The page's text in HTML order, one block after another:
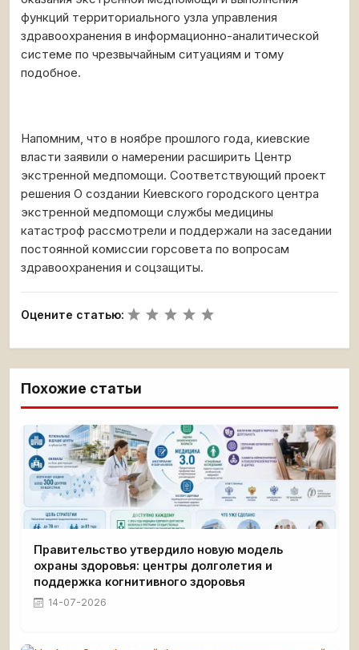
функций территориального узла управления
здравоохранения в информационно-аналитической
системе по чрезвычайным ситуациям и тому
подобное.
Напомним, что в ноябре прошлого года, киевские
власти заявили о намерении расширить Центр
экстренной медпомощи. Соответствующий проект
решения О создании Киевского городского центра
экстренной медпомощи службы медицины
катастроф рассмотрели и поддержали на заседании
постоянной комиссии горсовета по вопросам
здравоохранения и соцзащиты.
Оцените статью:
Похожие статьи
Правительство утвердило новую модель
охраны здоровья: центры долголетия и
поддержка когнитивного здоровья
14-07-2026